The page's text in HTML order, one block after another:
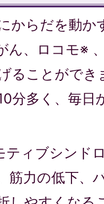
からだを動か
ん、ロコモ※
ることができ
分多く、毎
ティブシンド
筋力の低下、